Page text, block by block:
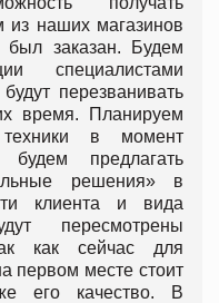
наших магазинов
был заказан. Будем
специалистами
перезванивать
время. Планируем
техники в момент
будем предлагать
решения» в
клиента и вида
пересмотрены
как сейчас для
первом месте стоит
его качество. В